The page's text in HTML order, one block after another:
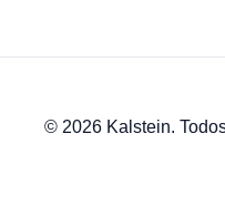
© 2026 Kalstein.